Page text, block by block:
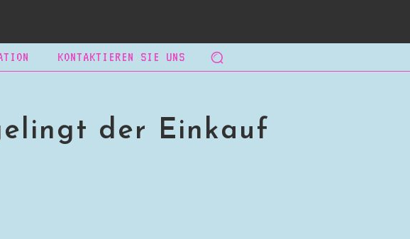
KONTAKTIEREN SIE UNS
der Einkauf